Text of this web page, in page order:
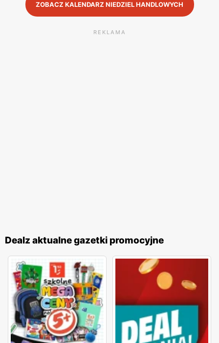
ZOBACZ KALENDARZ NIEDZIEL HANDLOWYCH
REKLAMA
Dealz aktualne gazetki promocyjne